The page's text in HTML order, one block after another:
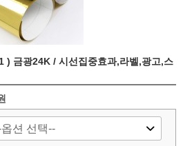
) 금광24K / 시선집중효과,라벨,광고,스